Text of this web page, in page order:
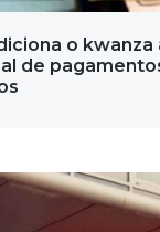
o kwanza
de